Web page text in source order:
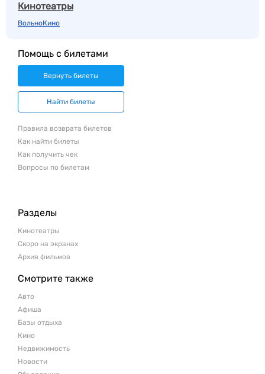
Кинотеатры
ВольноКино
Помощь с билетами
Вернуть билеты
Найти билеты
Правила возврата билетов
Как найти билеты
Как получить чек
Вопросы по билетам
Разделы
Кинотеатры
Скоро на экранах
Архив фильмов
Смотрите также
Авто
Афиша
Базы отдыха
Кино
Недвижимость
Новости